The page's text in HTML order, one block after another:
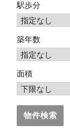
駅歩分
築年数
面積